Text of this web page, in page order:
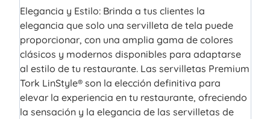
Elegancia y Estilo: Brinda a tus clientes la
elegancia que solo una servilleta de tela puede
proporcionar, con una amplia gama de colores
clásicos y modernos disponibles para adaptarse
al estilo de tu restaurante. Las servilletas Premium
Tork LinStyle® son la elección definitiva para
elevar la experiencia en tu restaurante, ofreciendo
la sensación y la elegancia de las servilletas de